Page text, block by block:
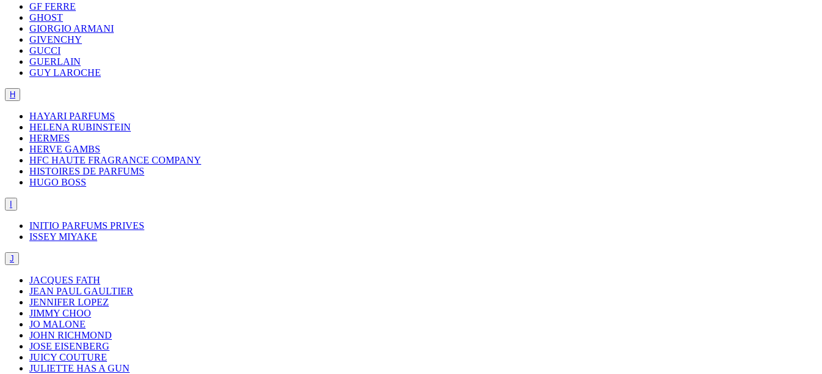
GF FERRE
GHOST
GIORGIO ARMANI
GIVENCHY
GUCCI
GUERLAIN
GUY LAROCHE
H
HAYARI PARFUMS
HELENA RUBINSTEIN
HERMES
HERVE GAMBS
HFC HAUTE FRAGRANCE COMPANY
HISTOIRES DE PARFUMS
HUGO BOSS
INITIO PARFUMS PRIVES
ISSEY MIYAKE
J
JACQUES FATH
JEAN PAUL GAULTIER
JENNIFER LOPEZ
JIMMY CHOO
JO MALONE
JOHN RICHMOND
JOSE EISENBERG
JUICY COUTURE
JULIETTE HAS A GUN